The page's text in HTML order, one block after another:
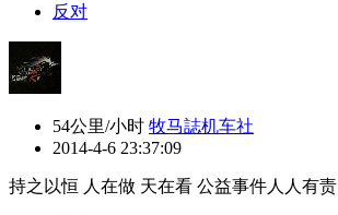
反对
54公里/小时 牧马誌机车社
2014-4-6 23:37:09
持之以恒 人在做 天在看 公益事件人人有责